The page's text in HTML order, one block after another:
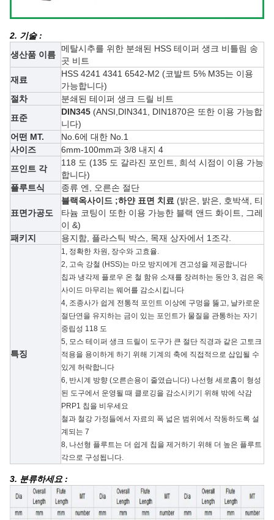
2. 기술 :
생산품 이름
메탈시추를 위한 분쇄된 HSS 테이퍼 생크 비틀림 송
곳 비트
재료
HSS 4241 4341 6542-M2 (코발트 5% M35는 이용
가능합니다)
절차
분쇄된 테이퍼 생크 드릴 비트
표준
DIN345 (ANSI,DIN341, DIN1870은 또한 이용 가능합
니다)
어떤 MT.
No.6에 대한 No.1
사이즈
6mm-100mm과 3/8 내지 4
프인트 각
118 도 (135 도 갈라진 포인트, 희석 시점이 이용 가능
합니다)
플루트식
종류 엔, 오른손 절단
표면가공도
블랙옥사이드 ;하얀 표면 치료 (밝은, 밝은, 호박색, 티
타늄 코팅이 또한 이용 가능한 블랙 앤드 화이트, 그레
이 &)
패키지
용지함, 플라스틱 박스, 목재 상자에서 1조각.
특징
1, 정확한 차원, 장수와 고효율.
2, 고속 강철 (HSS)는 마모 방지에게 견고성을 제공합니다
칩과 냉각제 플로우 온 철 함유 소재를 장려하는 동안 3, 검은 옥
사이드 마무리는 웨어를 감소시킵니다
4, 조종사가 쉽게 전통적 포인트 이상에 구멍을 뚫고, 날카로운
절단연을 유지하는 금이 있는 포인트가 물질을 관통하는 자기
중립성 118 도
5, 모스 테이퍼 생크 드릴이 도구가 큰 절단 직경과 같은 고토크
적용을 용이하게 하기 위해 기계의 축에 직접적으로 삽입될 수
있게 허락합니다
6, 반시계 방향 (오른손용이 줄였습니다) 나선형 세로홈이 형성
된 도구에서 운영될 때 클로깅을 감소시키기 위해 밖에 삭감
PRP1 칩을 비우세요
철과 철강 가정들에서 자료의 폭 넓은 범위에서 작동하도록 설
계되는 7
8, 나선형 플루트는 더 쉽게 칩을 제거하기 위해 더 높은 플루트
각으로 구성됩니다.
3. 분류하세요 :